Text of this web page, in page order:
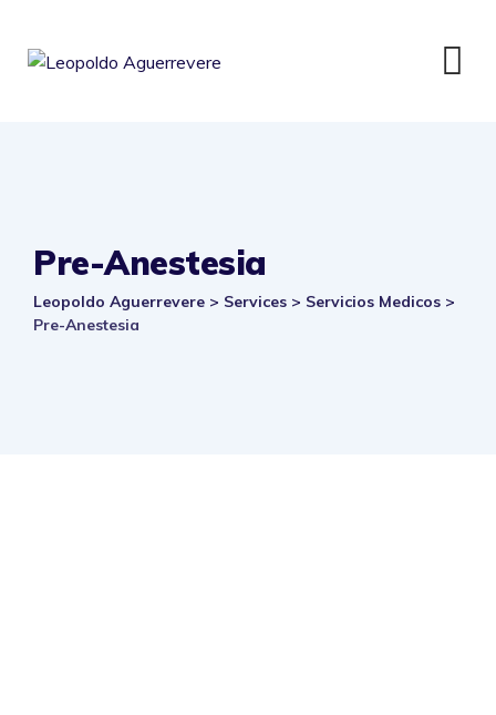
content
Pre-Anestesia
Leopoldo Aguerrevere > Services > Servicios Medicos >
Pre-Anestesia